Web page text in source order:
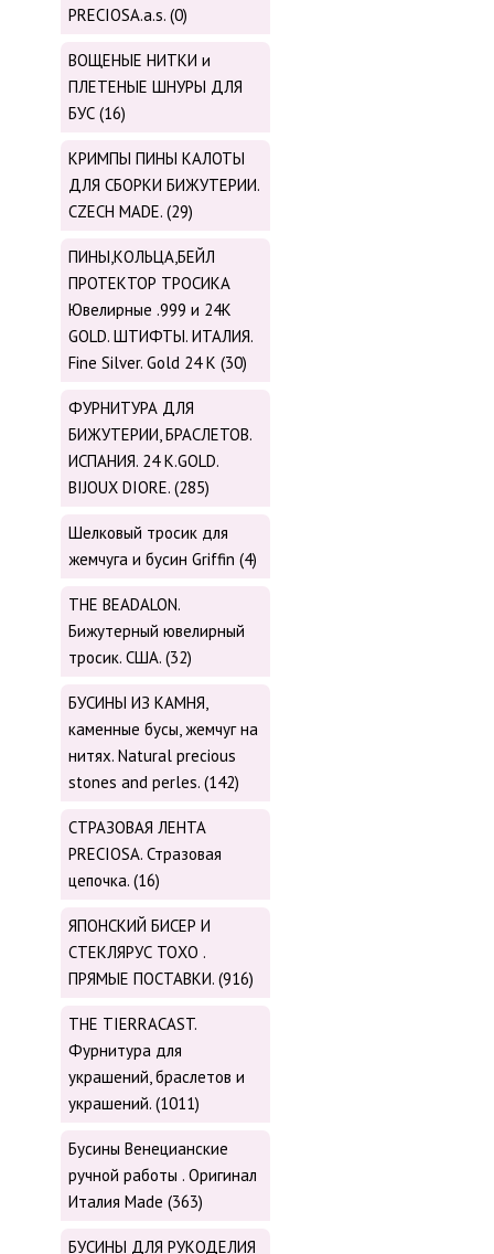
PRECIOSA.a.s. (0)
ВОЩЕНЫЕ НИТКИ и
ПЛЕТЕНЫЕ ШНУРЫ ДЛЯ
БУС (16)
КРИМПЫ ПИНЫ КАЛОТЫ
ДЛЯ СБОРКИ БИЖУТЕРИИ.
CZECH MADE. (29)
ПИНЫ,КОЛЬЦА,БЕЙЛ
ПРОТЕКТОР ТРОСИКА
Ювелирные .999 и 24К
GOLD. ШТИФТЫ. ИТАЛИЯ.
Fine Silver. Gold 24 K (30)
ФУРНИТУРА ДЛЯ
БИЖУТЕРИИ, БРАСЛЕТОВ.
ИСПАНИЯ. 24 K.GOLD.
BIJOUX DIORE. (285)
Шелковый тросик для
жемчуга и бусин Griffin (4)
THE BEADALON.
Бижутерный ювелирный
тросик. США. (32)
БУСИНЫ ИЗ КАМНЯ,
каменные бусы, жемчуг на
нитях. Natural precious
stones and perles. (142)
СТРАЗОВАЯ ЛЕНТА
PRECIOSA. Стразовая
цепочка. (16)
ЯПОНСКИЙ БИСЕР И
СТЕКЛЯРУС TOХО .
ПРЯМЫЕ ПОСТАВКИ. (916)
THE TIERRACAST.
Фурнитура для
украшений, браслетов и
украшений. (1011)
Бусины Венецианские
ручной работы . Оригинал
Италия Made (363)
БУСИНЫ ДЛЯ РУКОДЕЛИЯ